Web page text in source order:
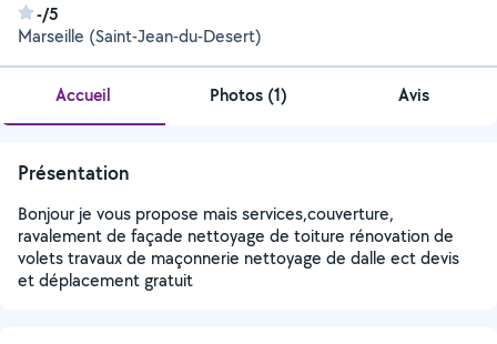
-/5
Marseille (Saint-Jean-du-Desert)
Accueil Photos (1) Avis
Présentation
Bonjour je vous propose mais services,couverture,
ravalement de façade nettoyage de toiture rénovation de
volets travaux de maçonnerie nettoyage de dalle ect devis
et déplacement gratuit